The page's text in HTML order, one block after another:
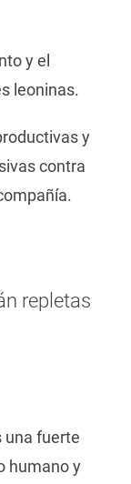
y el
leoninas.
y
contra
repletas
una fuerte
humano y